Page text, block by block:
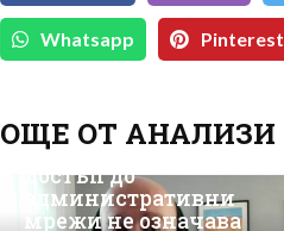
Whatsapp Pinterest
ОЩЕ ОТ АНАЛИЗИ
киберсигурност:
Неоторизираният
достъп до
административни
мрежи не означава